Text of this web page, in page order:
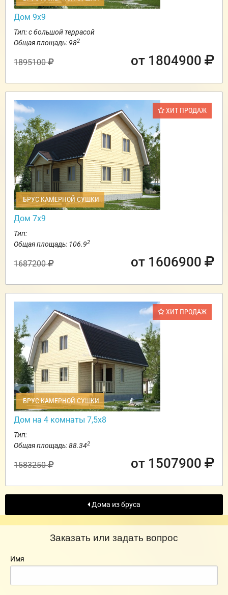
Дом 9х9
Тип: с большой террасой
Общая площадь: 982
1895100 от 1804900
ХИТ ПРОДАЖ
БРУС КАМЕРНОЙ СУШКИ
Дом 7х9
Тип:
Общая площадь: 106.92
1687200 от 1606900
ХИТ ПРОДАЖ
БРУС КАМЕРНОЙ СУШКИ
Дом на 4 комнаты 7,5х8
Тип:
Общая площадь: 88.342
1583250 от 1507900
Дома из бруса
Заказать или задать вопрос
Имя